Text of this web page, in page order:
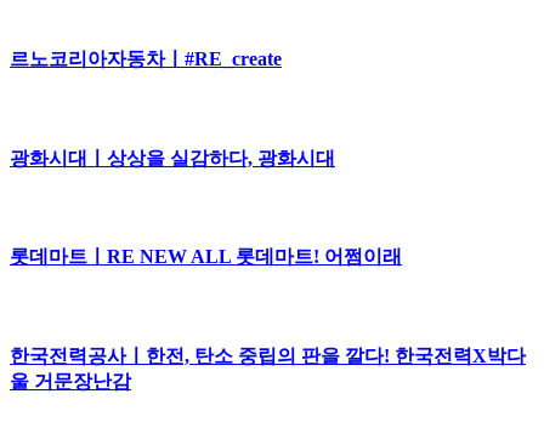
르노코리아자동차ㅣ#RE_create
광화시대ㅣ상상을 실감하다, 광화시대
롯데마트ㅣRE NEW ALL 롯데마트! 어쩜이래
한국전력공사ㅣ한전, 탄소 중립의 판을 깔다! 한국전력X박다
울 거문장난감